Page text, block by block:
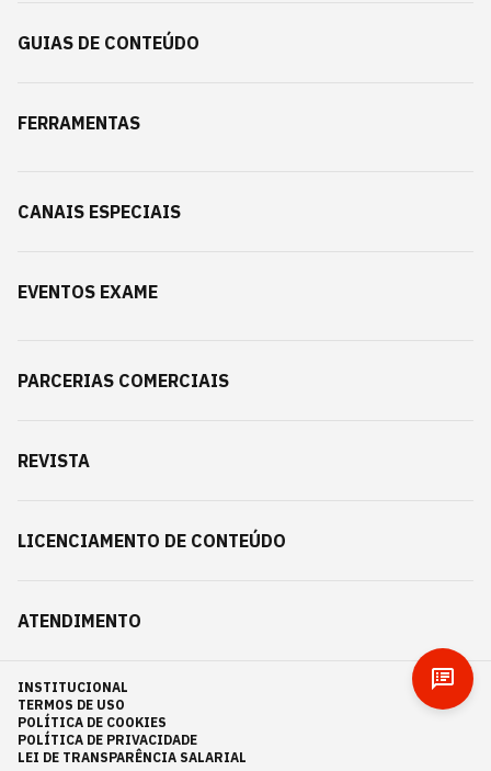
GUIAS DE CONTEÚDO
FERRAMENTAS
CANAIS ESPECIAIS
EVENTOS EXAME
PARCERIAS COMERCIAIS
REVISTA
LICENCIAMENTO DE CONTEÚDO
ATENDIMENTO
INSTITUCIONAL
TERMOS DE USO
POLÍTICA DE COOKIES
POLÍTICA DE PRIVACIDADE
LEI DE TRANSPARÊNCIA SALARIAL